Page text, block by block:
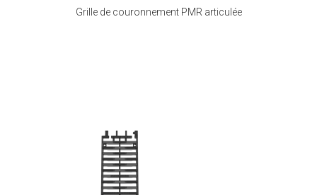
Grille de couronnement PMR articulée